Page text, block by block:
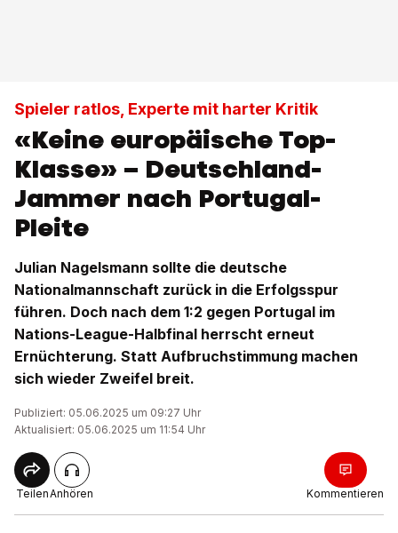
Spieler ratlos, Experte mit harter Kritik
«Keine europäische Top-
Klasse» – Deutschland-
Jammer nach Portugal-
Pleite
Julian Nagelsmann sollte die deutsche
Nationalmannschaft zurück in die Erfolgsspur
führen. Doch nach dem 1:2 gegen Portugal im
Nations-League-Halbfinal herrscht erneut
Ernüchterung. Statt Aufbruchstimmung machen
sich wieder Zweifel breit.
Publiziert: 05.06.2025 um 09:27 Uhr
Aktualisiert: 05.06.2025 um 11:54 Uhr
TeilenAnhören Kommentieren